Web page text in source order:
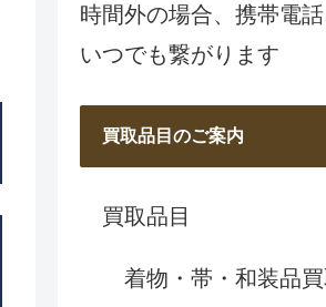
時間外の場合、携帯電
いつでも繋がります
買取品目のご案内
買取品目
着物・帯・和装品買